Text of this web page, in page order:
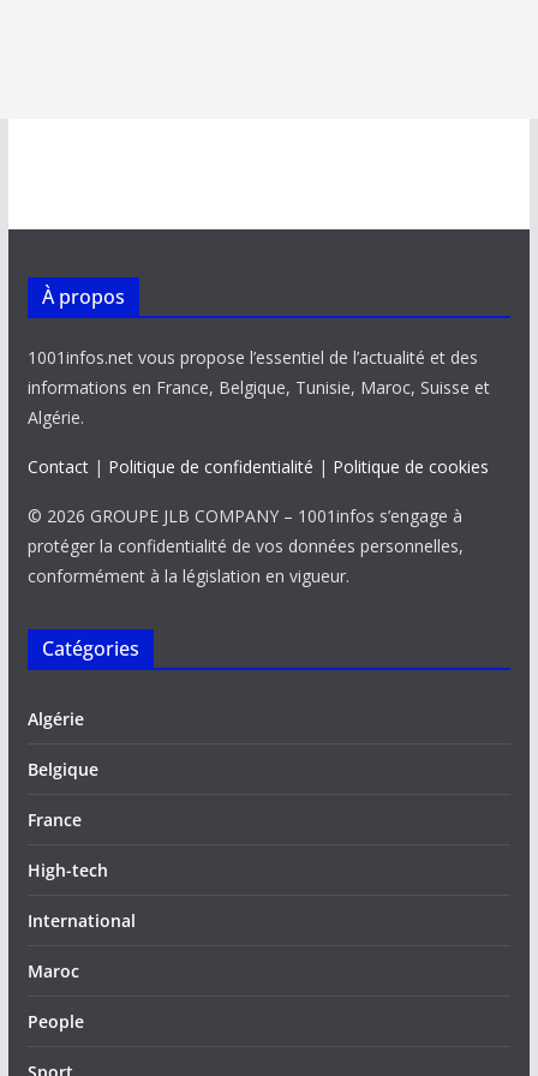
À propos
1001infos.net vous propose l’essentiel de l’actualité et des
informations en France, Belgique, Tunisie, Maroc, Suisse et
Algérie.
Contact| Politique de confidentialité | Politique de cookies
© 2026 GROUPE JLB COMPANY – 1001infos s’engage à
protéger la confidentialité de vos données personnelles,
conformément à la législation en vigueur.
Catégories
Algérie
Belgique
France
High-tech
International
Maroc
People